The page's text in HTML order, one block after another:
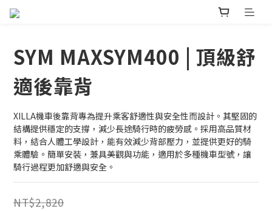
SYM MAXSYM400 | 頂級舒
適後靠背
XILLA機車後靠背專為提升乘客舒適性與安全性而設計。其堅固的
結構提供穩定的支撐，減少長途騎行時的疲勞感。採用高品質材
料，結合人體工學設計，能有效減少背部壓力，並提供更好的騎
乘體驗。簡單安裝，兼具美觀與功能，適用於多種機車型號，讓
騎行過程更加舒適與安全。
NT$2,820